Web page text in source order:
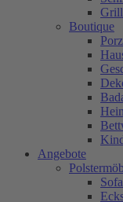
Boutique
Angebote